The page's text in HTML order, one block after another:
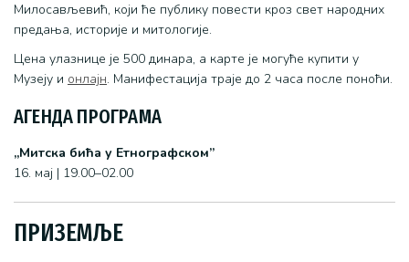
Милосављевић, који ће публику повести кроз свет народних
предања, историје и митологије.
Цена улазнице је 500 динара, а карте је могуће купити у
Музеју и онлајн. Манифестација траје до 2 часа после поноћи.
АГЕНДА ПРОГРАМА
„Митска бића у Етнографском”
16. мај | 19.00–02.00
ПРИЗЕМЉЕ